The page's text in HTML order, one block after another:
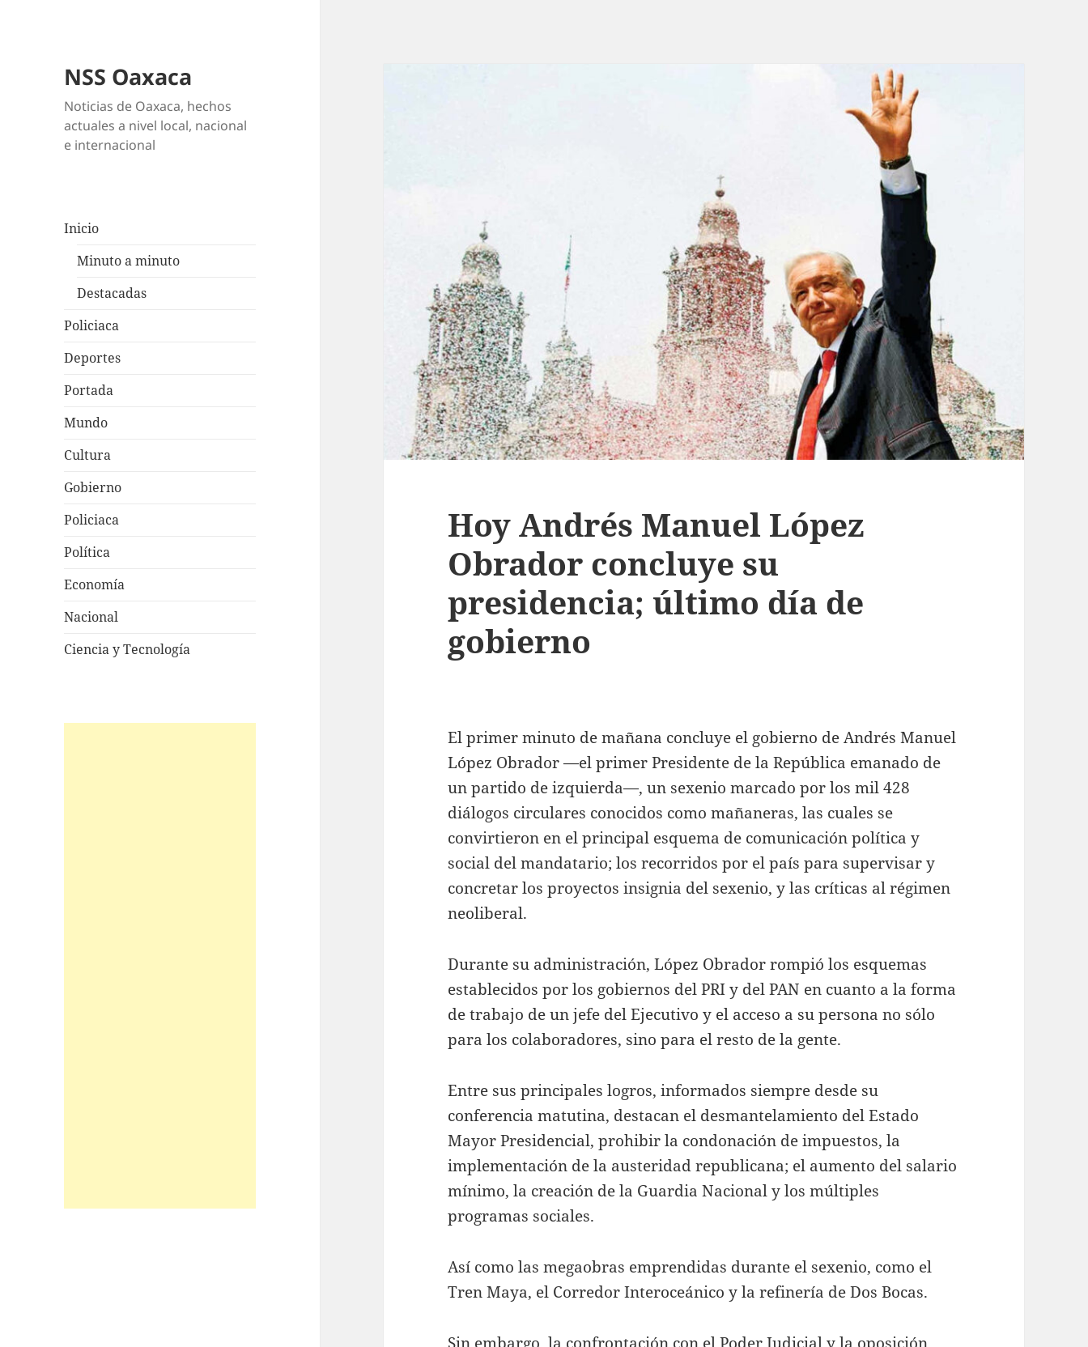
NSS Oaxaca
Noticias de Oaxaca, hechos
actuales a nivel local, nacional
e internacional
Inicio
Minuto a minuto
Destacadas
Policiaca
Deportes
Portada
Mundo
Cultura
Gobierno
Policiaca
Política
Economía
Nacional
Ciencia y Tecnología
Hoy Andrés Manuel López
Obrador concluye su
presidencia; último día de
gobierno
El primer minuto de mañana concluye el gobierno de Andrés Manuel
López Obrador —el primer Presidente de la República emanado de
un partido de izquierda—, un sexenio marcado por los mil 428
diálogos circulares conocidos como mañaneras, las cuales se
convirtieron en el principal esquema de comunicación política y
social del mandatario; los recorridos por el país para supervisar y
concretar los proyectos insignia del sexenio, y las críticas al régimen
neoliberal.
Durante su administración, López Obrador rompió los esquemas
establecidos por los gobiernos del PRI y del PAN en cuanto a la forma
de trabajo de un jefe del Ejecutivo y el acceso a su persona no sólo
para los colaboradores, sino para el resto de la gente.
Entre sus principales logros, informados siempre desde su
conferencia matutina, destacan el desmantelamiento del Estado
Mayor Presidencial, prohibir la condonación de impuestos, la
implementación de la austeridad republicana; el aumento del salario
mínimo, la creación de la Guardia Nacional y los múltiples
programas sociales.
Así como las megaobras emprendidas durante el sexenio, como el
Tren Maya, el Corredor Interoceánico y la refinería de Dos Bocas.
Sin embargo, la confrontación con el Poder Judicial y la oposición